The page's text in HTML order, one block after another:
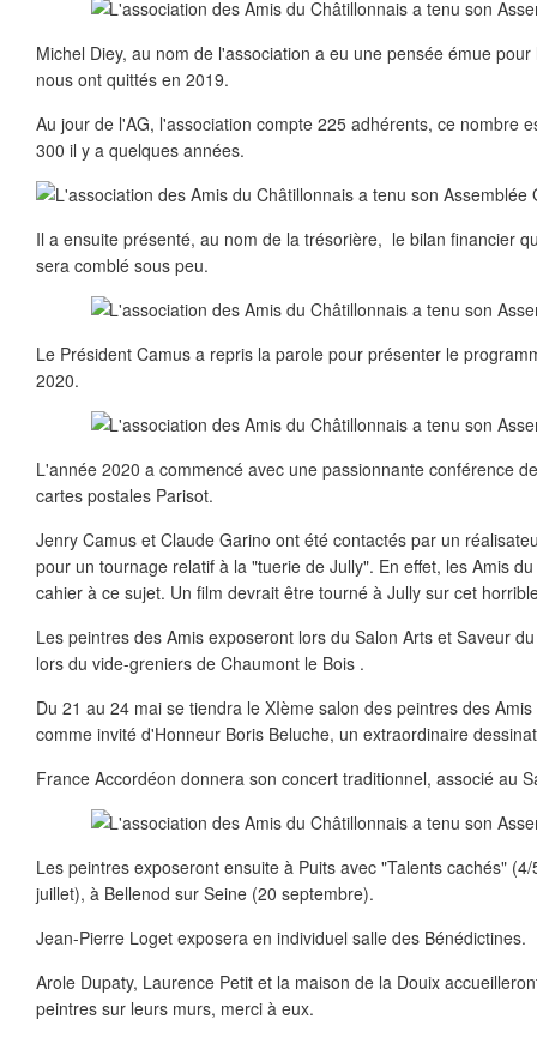
Michel Diey, au nom de l'association a eu une pensée émue
nous ont quittés en 2019.
Au jour de l'AG, l'association compte 225 adhérents, ce nombre
300 il y a quelques années.
Il a ensuite présenté, au nom de la trésorière, le bilan financier
sera comblé sous peu.
Le Président Camus a repris la parole pour présenter le
2020.
L'année 2020 a commencé avec une passionnante conférence
cartes postales Parisot.
Jenry Camus et Claude Garino ont été contactés par un
pour un tournage relatif à la "tuerie de Jully". En effet, les Amis
cahier à ce sujet. Un film devrait être tourné à Jully sur cet
Les peintres des Amis exposeront lors du Salon Arts et Saveur
lors du vide-greniers de Chaumont le Bois .
Du 21 au 24 mai se tiendra le XIème salon des peintres des
comme invité d'Honneur Boris Beluche, un extraordinaire
France Accordéon donnera son concert traditionnel, associé au
Les peintres exposeront ensuite à Puits avec "Talents cachés"
juillet), à Bellenod sur Seine (20 septembre).
Jean-Pierre Loget exposera en individuel salle des Bénédictines.
Arole Dupaty, Laurence Petit et la maison de la Douix
peintres sur leurs murs, merci à eux.